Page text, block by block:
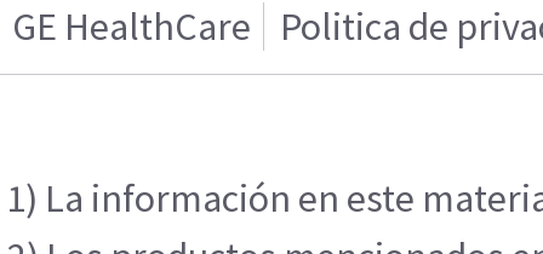
GE HealthCare Politica de
1) La información en este